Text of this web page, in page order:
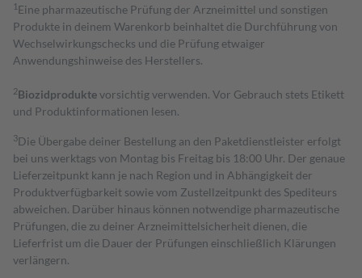
1 Eine pharmazeutische Prüfung der Arzneimittel und sonstigen
Produkte in deinem Warenkorb beinhaltet die Durchführung von
Wechselwirkungschecks und die Prüfung etwaiger
Anwendungshinweise des Herstellers.
2Biozidproduktevorsichtig verwenden. Vor Gebrauch stets Etikett
und Produktinformationen lesen.
3Die Übergabe deiner Bestellung an den Paketdienstleister erfolgt
bei uns werktags von Montag bis Freitag bis 18:00 Uhr. Der genaue
Lieferzeitpunkt kann je nach Region und in Abhängigkeit der
Produktverfügbarkeit sowie vom Zustellzeitpunkt des Spediteurs
abweichen. Darüber hinaus können notwendige pharmazeutische
Prüfungen, die zu deiner Arzneimittelsicherheit dienen, die
Lieferfrist um die Dauer der Prüfungen einschließlich Klärungen
verlängern.